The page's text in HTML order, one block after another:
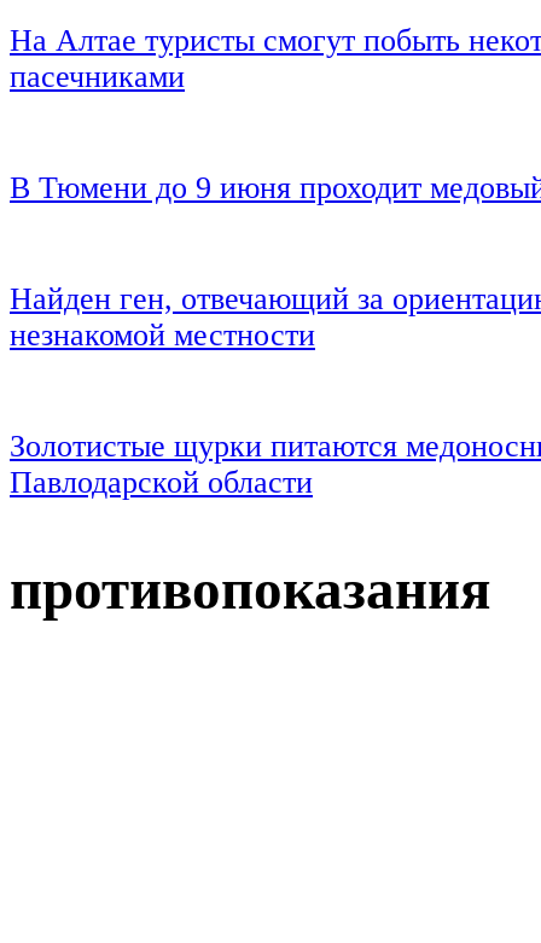
На Алтае туристы смогут побыть
пасечниками
В Тюмени до 9 июня проходит
Найден ген, отвечающий за
незнакомой местности
Золотистые щурки питаются
Павлодарской области
противопоказания